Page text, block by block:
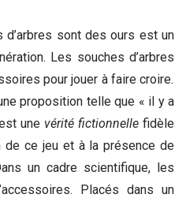
sont des ours est un
Les souches d’arbres
pour jouer à faire croire.
proposition telle que « il y a
une vérité fictionnelle fidèle
de ce jeu et à la présence de
un cadre scientifique, les
Placés dans un